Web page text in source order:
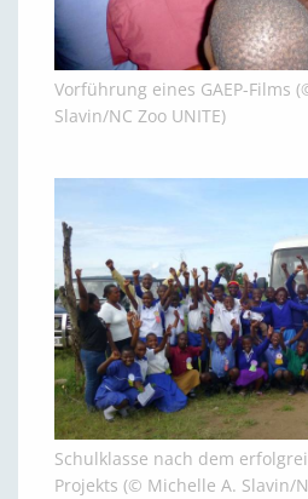
Vorführung eines GAEP-Films
Slavin/NC Zoo UNITE)
Schulklasse nach dem
Projekts (© Michelle A. Slavin/